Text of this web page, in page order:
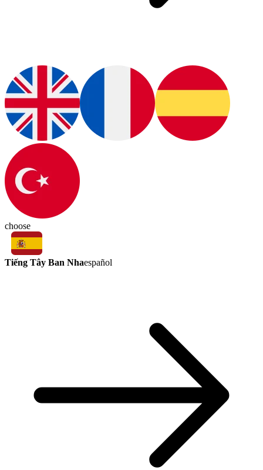
choose
Tiếng Tây Ban Nhaespañol